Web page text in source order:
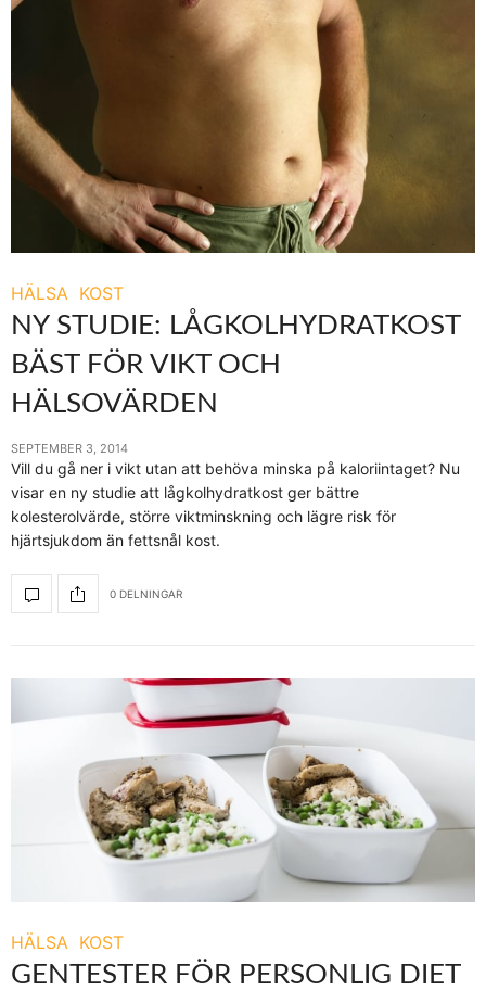
HÄLSA KOST
NY STUDIE: LÅGKOLHYDRATKOST
BÄST FÖR VIKT OCH
HÄLSOVÄRDEN
SEPTEMBER 3, 2014
Vill du gå ner i vikt utan att behöva minska på kaloriintaget? Nu
visar en ny studie att lågkolhydratkost ger bättre
kolesterolvärde, större viktminskning och lägre risk för
hjärtsjukdom än fettsnål kost.
0 DELNINGAR
HÄLSA KOST
GENTESTER FÖR PERSONLIG DIET